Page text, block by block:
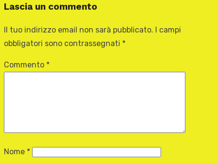
Lascia un commento
Il tuo indirizzo email non sarà pubblicato.
I campi
obbligatori sono contrassegnati *
Commento *
Nome *